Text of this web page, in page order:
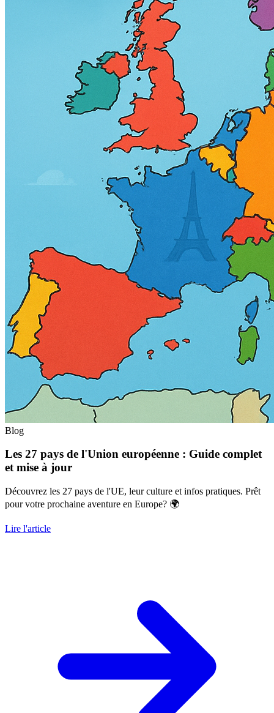
Blog
Les 27 pays de l'Union européenne : Guide complet
et mise à jour
Découvrez les 27 pays de l'UE, leur culture et infos pratiques. Prêt
pour votre prochaine aventure en Europe? 🌍
Lire l'article